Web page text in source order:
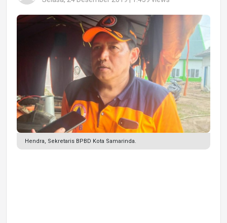
Hendra, Sekretaris BPBD Kota Samarinda.